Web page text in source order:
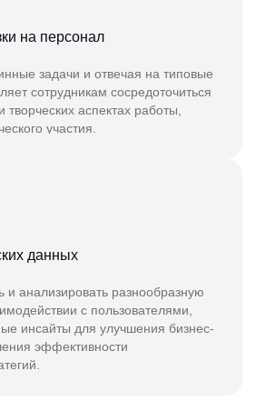
на персонал
задачи и отвечая на типовые
сотрудникам сосредоточиться
аспектах работы,
участия.
данных
и анализировать разнообразную
с пользователями,
инсайты для улучшения бизнес-
эффективности